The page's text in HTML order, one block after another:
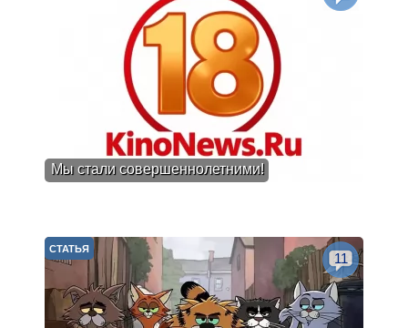
Мы стали совершеннолетними!
СТАТЬЯ
11